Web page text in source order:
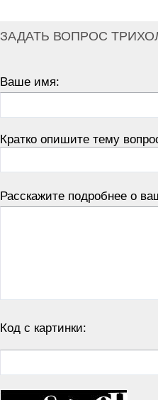
ЗАДАТЬ ВОПРОС
Ваше имя:
Кратко опишите тему
Расскажите подробнее о
Код с картинки: